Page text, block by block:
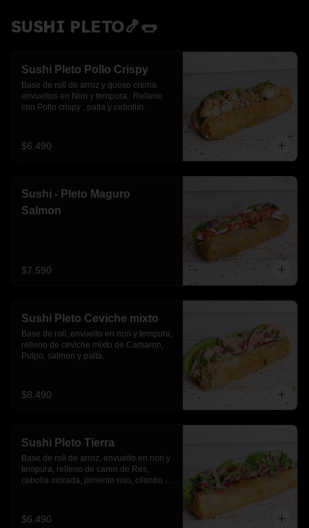
SUSHI PLETO🍤🌭
Sushi Pleto Pollo Crispy
Base de roll de arroz y queso crema
envueltos en Nori y tempura.  Relleno
con Pollo crispy , palta y cebollín.
$6.490
Sushi - Pleto Maguro
Salmon
$7.590
Sushi Pleto Ceviche mixto
Base de roll, envuelto en nori y tempura,
relleno de ceviche mixto de Camaron,
Pulpo, salmon y palta.
$8.490
Sushi Pleto Tierra
Base de roll de arroz, envuelto en nori y
tempura, relleno de caren de Res,
cebolla morada, pimento rojo, cilantro y
$6.490